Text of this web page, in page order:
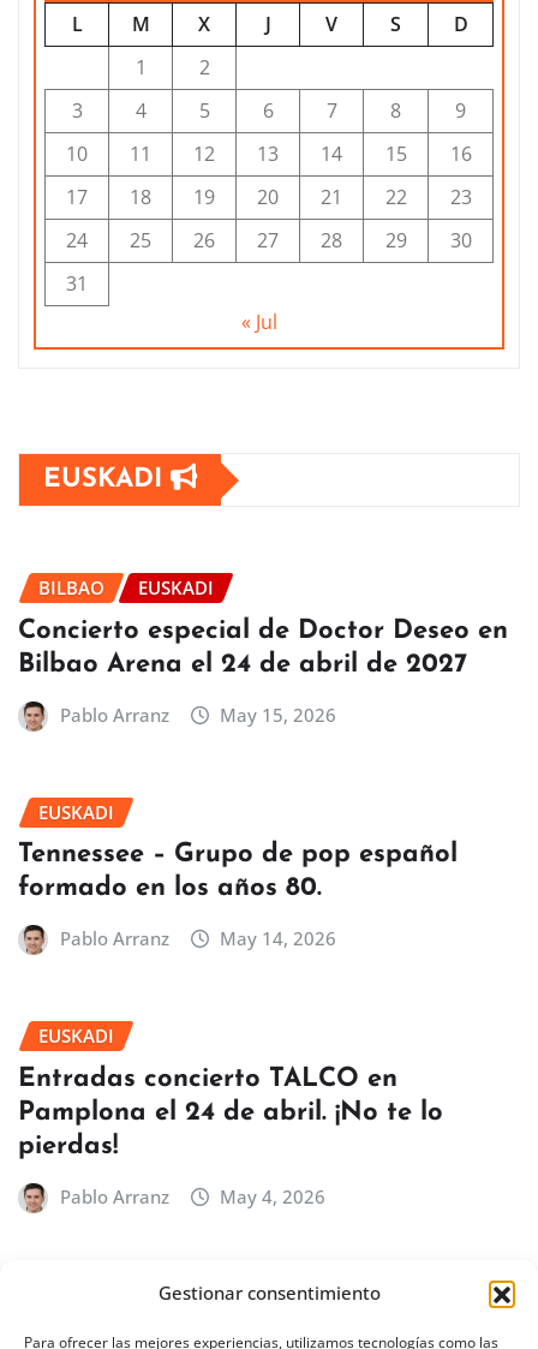
Gestionar consentimiento
Para ofrecer las mejores experiencias, utilizamos tecnologías como las
L
M X J V S
D
1
2
3
4 5 6 7 8
9
10
11 12 13 14 15
16
17
18 19 20 21 22
23
24
25 26 27 28 29
30
31
« Jul
EUSKADI
BILBAO EUSKADI
Concierto especial de Doctor Deseo en
Bilbao Arena el 24 de abril de 2027
Pablo Arranz May 15, 2026
EUSKADI
Tennessee – Grupo de pop español
formado en los años 80.
Pablo Arranz May 14, 2026
EUSKADI
Entradas concierto TALCO en
Pamplona el 24 de abril. ¡No te lo
pierdas!
Pablo Arranz May 4, 2026
EUSKADI
Concierto de Íñigo Quintero en Bilbao